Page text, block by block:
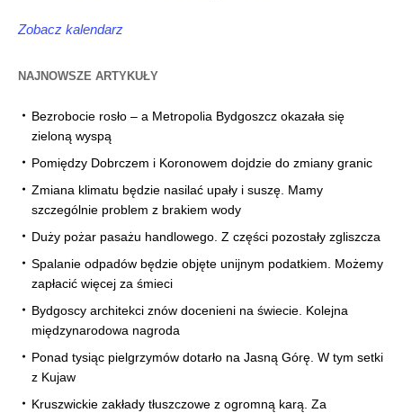
Zobacz kalendarz
NAJNOWSZE ARTYKUŁY
Bezrobocie rosło – a Metropolia Bydgoszcz okazała się
zieloną wyspą
Pomiędzy Dobrczem i Koronowem dojdzie do zmiany granic
Zmiana klimatu będzie nasilać upały i suszę. Mamy
szczególnie problem z brakiem wody
Duży pożar pasażu handlowego. Z części pozostały zgliszcza
Spalanie odpadów będzie objęte unijnym podatkiem. Możemy
zapłacić więcej za śmieci
Bydgoscy architekci znów docenieni na świecie. Kolejna
międzynarodowa nagroda
Ponad tysiąc pielgrzymów dotarło na Jasną Górę. W tym setki
z Kujaw
Kruszwickie zakłady tłuszczowe z ogromną karą. Za